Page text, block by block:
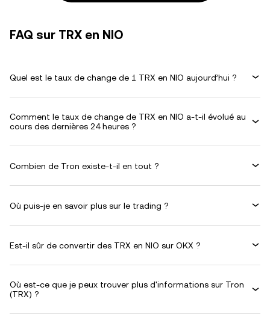
FAQ sur TRX en NIO
Quel est le taux de change de 1 TRX en NIO aujourd’hui ?
Comment le taux de change de TRX en NIO a-t-il évolué au
cours des dernières 24 heures ?
Combien de Tron existe-t-il en tout ?
Où puis-je en savoir plus sur le trading ?
Est-il sûr de convertir des TRX en NIO sur OKX ?
Où est-ce que je peux trouver plus d'informations sur Tron
(TRX) ?